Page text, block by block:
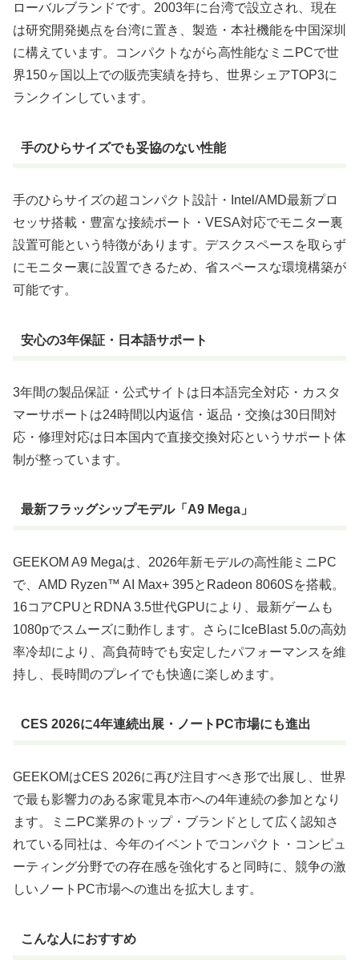
ローバルブランドです。2003年に台湾で設立され、現在
は研究開発拠点を台湾に置き、製造・本社機能を中国深圳
に構えています。コンパクトながら高性能なミニPCで世
界150ヶ国以上での販売実績を持ち、世界シェアTOP3に
ランクインしています。
手のひらサイズでも妥協のない性能
手のひらサイズの超コンパクト設計・Intel/AMD最新プロ
セッサ搭載・豊富な接続ポート・VESA対応でモニター裏
設置可能という特徴があります。デスクスペースを取らず
にモニター裏に設置できるため、省スペースな環境構築が
可能です。
安心の3年保証・日本語サポート
3年間の製品保証・公式サイトは日本語完全対応・カスタ
マーサポートは24時間以内返信・返品・交換は30日間対
応・修理対応は日本国内で直接交換対応というサポート体
制が整っています。
最新フラッグシップモデル「A9 Mega」
GEEKOM A9 Megaは、2026年新モデルの高性能ミニPC
で、AMD Ryzen™ AI Max+ 395とRadeon 8060Sを搭載。
16コアCPUとRDNA 3.5世代GPUにより、最新ゲームも
1080pでスムーズに動作します。さらにIceBlast 5.0の高効
率冷却により、高負荷時でも安定したパフォーマンスを維
持し、長時間のプレイでも快適に楽しめます。
CES 2026に4年連続出展・ノートPC市場にも進出
GEEKOMはCES 2026に再び注目すべき形で出展し、世界
で最も影響力のある家電見本市への4年連続の参加となり
ます。ミニPC業界のトップ・ブランドとして広く認知さ
れている同社は、今年のイベントでコンパクト・コンピュ
ーティング分野での存在感を強化すると同時に、競争の激
しいノートPC市場への進出を拡大します。
こんな人におすすめ